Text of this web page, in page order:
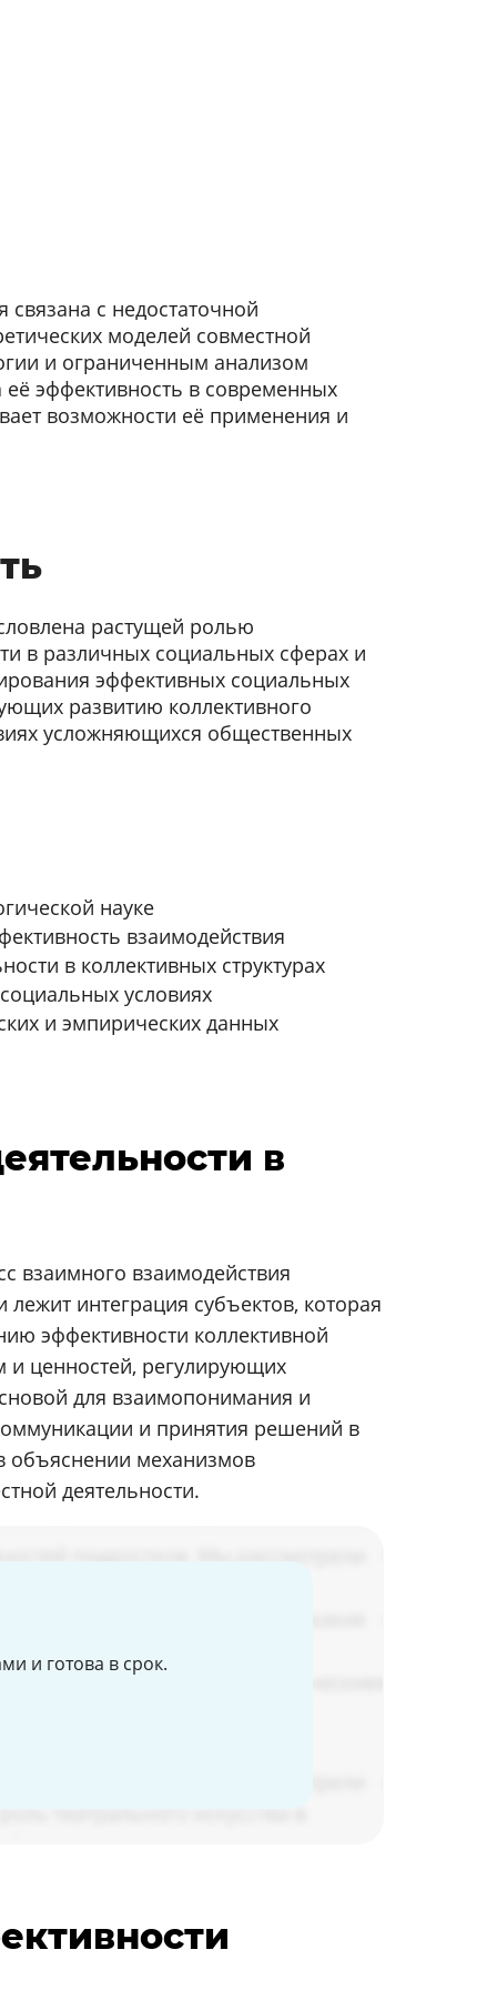
с недостаточной
моделей совместной
и ограниченным анализом
эффективность в современных
возможности её применения и
растущей ролью
в различных социальных сферах и
эффективных социальных
развитию коллективного
усложняющихся общественных
науке
взаимодействия
в коллективных структурах
условиях
и эмпирических данных
в
взаимного взаимодействия
интеграция субъектов, которая
эффективности коллективной
и ценностей, регулирующих
для взаимопонимания и
и принятия решений в
объяснении механизмов
деятельности.
и готова в срок.